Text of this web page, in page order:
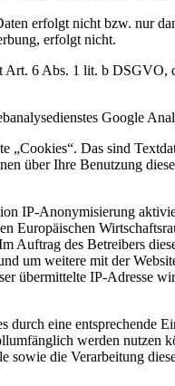
erfolgt nicht bzw. nur
erfolgt nicht.
6 Abs. 1 lit. b DSGVO,
Google
„Cookies“. Das sind
über Ihre Benutzung
IP-Anonymisierung
Europäischen
Auftrag des Betreibers
um weitere mit der
übermittelte IP-Adresse
durch eine entsprechende
werden nutzen
sowie die Verarbeitung